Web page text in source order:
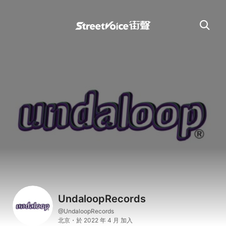
UndaloopRecords
@UndaloopRecords
北京・於 2022 年 4 月 加入